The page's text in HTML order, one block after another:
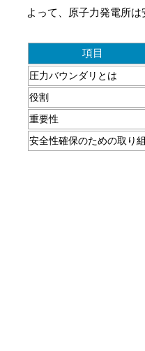
よって、原子力発電所
項目
圧力バウンダリとは
役割
重要性
安全性確保のための取り